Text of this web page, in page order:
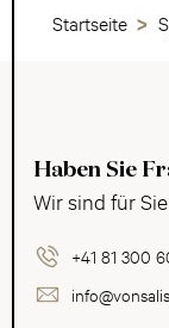
Startseite
Haben Sie
Wir sind für
+41 81 300